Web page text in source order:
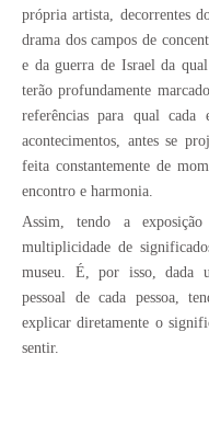
própria artista, decorrentes
drama dos campos de
e da guerra de Israel da
terão profundamente
referências para qual cada
acontecimentos, antes se
feita constantemente de
encontro e harmonia.
Assim, tendo a
multiplicidade de
museu. É, por isso, dada
pessoal de cada pessoa,
explicar diretamente o
sentir.